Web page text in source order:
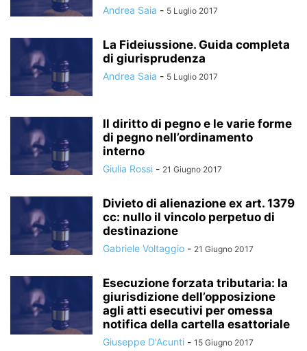
Andrea Saia - 5 Luglio 2017
La Fideiussione. Guida completa
di giurisprudenza
Andrea Saia - 5 Luglio 2017
Il diritto di pegno e le varie forme
di pegno nell’ordinamento
interno
Giulia Rossi - 21 Giugno 2017
Divieto di alienazione ex art. 1379
cc: nullo il vincolo perpetuo di
destinazione
Gabriele Voltaggio - 21 Giugno 2017
Esecuzione forzata tributaria: la
giurisdizione dell’opposizione
agli atti esecutivi per omessa
notifica della cartella esattoriale
Giuseppe D'Acunti - 15 Giugno 2017